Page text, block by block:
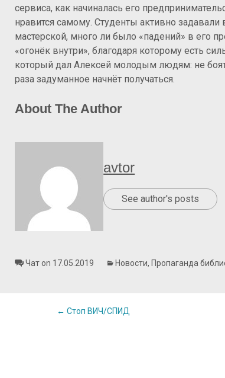
сервиса, как начиналась его
нравится самому. Студенты активно
мастерской, много ли было «падений» в его
«огонёк внутри», благодаря которому есть
который дал Алексей молодым людям: не
раза задуманное начнёт получаться.
About The Author
avtor
See author's posts
Чат on 17.05.2019 Новости, Пропаганда
Post
← Стоп ВИЧ/СПИД